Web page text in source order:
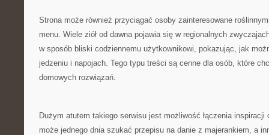
Strona może również przyciągać osoby zainteresowane
menu. Wiele ziół od dawna pojawia się w regionalnych
w sposób bliski codziennemu użytkownikowi, pokazując, jak
jedzeniu i napojach. Tego typu treści są cenne dla osób, które
domowych rozwiązań.
Dużym atutem takiego serwisu jest możliwość łączenia
może jednego dnia szukać przepisu na danie z majerankiem, a